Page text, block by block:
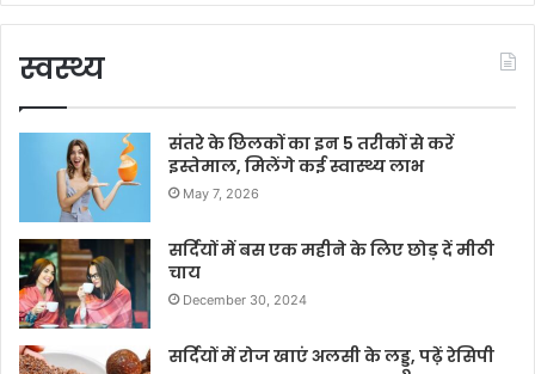
स्वस्थ्य
संतरे के छिलकों का इन 5 तरीकों से करें
इस्तेमाल, मिलेंगे कई स्वास्थ्य लाभ
May 7, 2026
सर्दियों में बस एक महीने के लिए छोड़ दें मीठी
चाय
December 30, 2024
सर्दियों में रोज खाएं अलसी के लड्डू, पढ़ें रेसिपी